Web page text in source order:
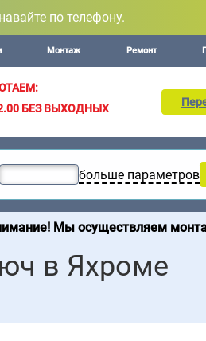
по телефону.
Монтаж Ремонт
БЕЗ ВЫХОДНЫХ
больше параметров
монтаж септиков
в Яхроме